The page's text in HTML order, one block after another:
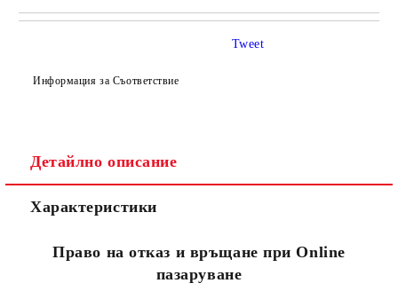
САМО ПОПЪЛНЕТЕ 4 ПОЛЕТА
Съгласен съм сПолитиката за лични данни
Ние ще се свържем с вас в рамките на работния ден.
Информация за Съответствие
Tweet
Детайлно описание
Характеристики
Право на отказ и връщане при Online
пазаруване